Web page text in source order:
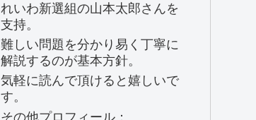
れいわ新選組の山本太郎さんを
支持。
難しい問題を分かり易く丁寧に
解説するのが基本方針。
気軽に読んで頂けると嬉しいで
す。
その他プロフィール：